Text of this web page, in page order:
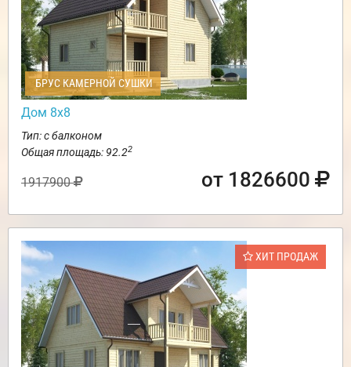
БРУС КАМЕРНОЙ СУШКИ
Дом 8х8
Тип: с балконом
Общая площадь: 92.22
1917900 от 1826600
ХИТ ПРОДАЖ